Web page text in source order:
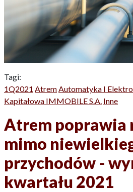
Tagi:
1Q2021 AtremAutomatyka I
Kapitałowa IMMOBILE S.A. Inne
Atrem poprawia
mimo
przychodów -
kwartału 2021